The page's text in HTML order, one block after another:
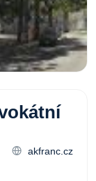
akfranc.cz